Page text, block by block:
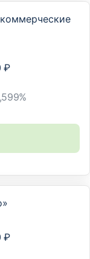
₽
₽